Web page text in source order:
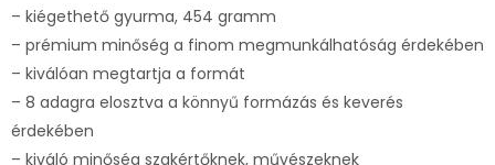
– kiégethető gyurma, 454 gramm
– prémium minőség a finom megmunkálhatóság érdekében
– kiválóan megtartja a formát
– 8 adagra elosztva a könnyű formázás és keverés
érdekében
– kiváló minőség szakértőknek, művészeknek